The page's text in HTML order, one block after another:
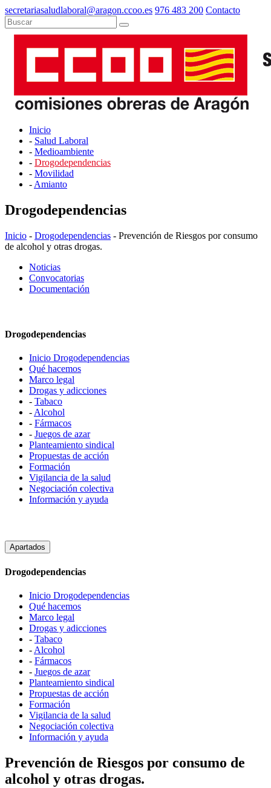
secretariasaludlaboral@aragon.ccoo.es 976 483 200 Contacto
Inicio
- Salud Laboral
- Medioambiente
- Drogodependencias
- Movilidad
- Amianto
Drogodependencias
Inicio - Drogodependencias - Prevención de Riesgos por consumo
de alcohol y otras drogas.
Noticias
Convocatorias
Documentación
Drogodependencias
Inicio Drogodependencias
Qué hacemos
Marco legal
Drogas y adicciones
- Tabaco
- Alcohol
- Fármacos
- Juegos de azar
Planteamiento sindical
Propuestas de acción
Formación
Vigilancia de la salud
Negociación colectiva
Información y ayuda
Apartados
Drogodependencias
Inicio Drogodependencias
Qué hacemos
Marco legal
Drogas y adicciones
- Tabaco
- Alcohol
- Fármacos
- Juegos de azar
Planteamiento sindical
Propuestas de acción
Formación
Vigilancia de la salud
Negociación colectiva
Información y ayuda
Prevención de Riesgos por consumo de
alcohol y otras drogas.